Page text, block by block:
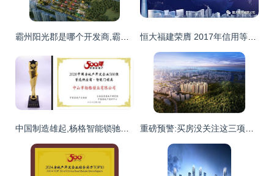
霸州阳光郡是哪个开发商,霸州阳光郡品质怎么样? 恒大福建荣膺 2017年信用等级aaa级房地产开发企业
中国制造雄起,杨格智能锁驰骋国内和国际市场 重磅预警:买房没关注这三项要素,小心错配